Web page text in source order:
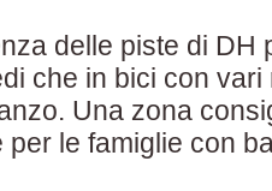
delle piste di DH
che in bici con
Una zona
le famiglie con